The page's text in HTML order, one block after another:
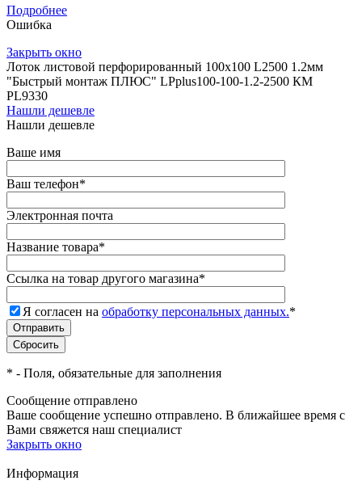
Подробнее
Ошибка
Закрыть окно
Лоток листовой перфорированный 100х100 L2500 1.2мм
"Быстрый монтаж ПЛЮС" LPplus100-100-1.2-2500 КМ
PL9330
Нашли дешевле
Нашли дешевле
Ваше имя
Ваш телефон*
Электронная почта
Название товара*
Ссылка на товар другого магазина*
Я согласен на обработку персональных данных.*
* - Поля, обязательные для заполнения
Сообщение отправлено
Ваше сообщение успешно отправлено. В ближайшее время с
Вами свяжется наш специалист
Закрыть окно
Информация